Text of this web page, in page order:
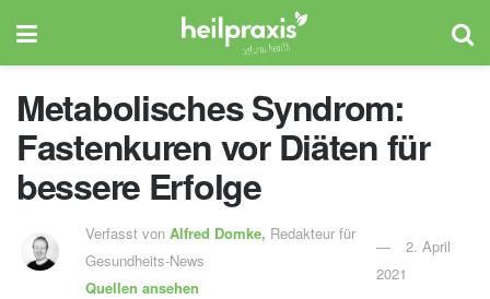
Metabolisches Syndrom:
Fastenkuren vor Diäten für
bessere Erfolge
Verfasst vonAlfred Domke, Redakteur für
Gesundheits-News
Quellen ansehen
2. April
2021